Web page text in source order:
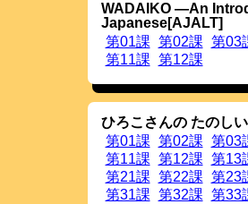
20121006
一部の音声サ
20121002
アクセス履歴
20120922
「音声が聞こ
詳細は
20120903
TOP画面にア
アクセント
1)複数の型が
2)規範型だけ
20120825
6段階の単語
い。
音声サンプ
ました。ご利
WADAIKO ―An
Japanese[AJALT]
第01課 第02課 第03
第11課 第12課
ひろこさんの たのし
第01課 第02課 第03
第11課 第12課 第13
第21課 第22課 第23
第31課 第32課 第33